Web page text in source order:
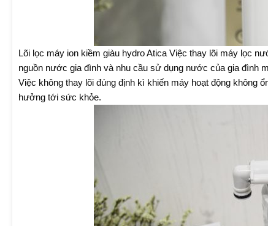
Lõi lọc máy ion kiềm giàu hydro Atica Việc thay lõi máy lọc
nguồn nước gia đình và nhu cầu sử dụng nước của gia đình
Việc không thay lõi đúng định kì khiến máy hoạt động không
hưởng tới sức khỏe.